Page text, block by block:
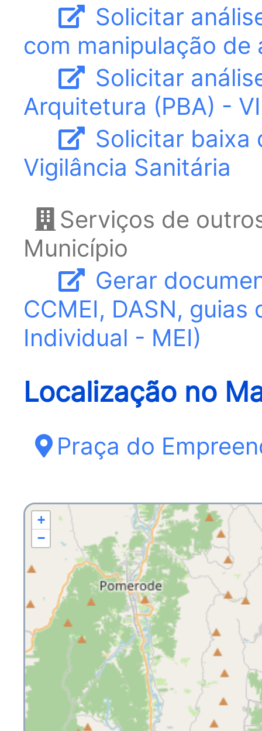
Solicitar
com manipulação de
Solicitar
Arquitetura (PBA) -
Solicitar baixa
Vigilância Sanitária
Serviços de
Município
Gerar
CCMEI, DASN,
Individual - MEI)
Localização no
Praça do
+
−